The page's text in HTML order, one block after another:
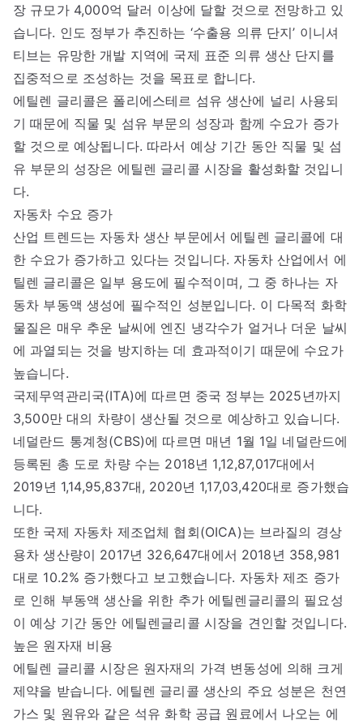
장 규모가 4,000억 달러 이상에 달할 것으로 전망하고 있
습니다. 인도 정부가 추진하는 ‘수출용 의류 단지’ 이니셔
티브는 유망한 개발 지역에 국제 표준 의류 생산 단지를
집중적으로 조성하는 것을 목표로 합니다.
에틸렌 글리콜은 폴리에스테르 섬유 생산에 널리 사용되
기 때문에 직물 및 섬유 부문의 성장과 함께 수요가 증가
할 것으로 예상됩니다. 따라서 예상 기간 동안 직물 및 섬
유 부문의 성장은 에틸렌 글리콜 시장을 활성화할 것입니
다.
자동차 수요 증가
산업 트렌드는 자동차 생산 부문에서 에틸렌 글리콜에 대
한 수요가 증가하고 있다는 것입니다. 자동차 산업에서 에
틸렌 글리콜은 일부 용도에 필수적이며, 그 중 하나는 자
동차 부동액 생성에 필수적인 성분입니다. 이 다목적 화학
물질은 매우 추운 날씨에 엔진 냉각수가 얼거나 더운 날씨
에 과열되는 것을 방지하는 데 효과적이기 때문에 수요가
높습니다.
국제무역관리국(ITA)에 따르면 중국 정부는 2025년까지
3,500만 대의 차량이 생산될 것으로 예상하고 있습니다.
네덜란드 통계청(CBS)에 따르면 매년 1월 1일 네덜란드에
등록된 총 도로 차량 수는 2018년 1,12,87,017대에서
2019년 1,14,95,837대, 2020년 1,17,03,420대로 증가했습
니다.
또한 국제 자동차 제조업체 협회(OICA)는 브라질의 경상
용차 생산량이 2017년 326,647대에서 2018년 358,981
대로 10.2% 증가했다고 보고했습니다. 자동차 제조 증가
로 인해 부동액 생산을 위한 추가 에틸렌글리콜의 필요성
이 예상 기간 동안 에틸렌글리콜 시장을 견인할 것입니다.
높은 원자재 비용
에틸렌 글리콜 시장은 원자재의 가격 변동성에 의해 크게
제약을 받습니다. 에틸렌 글리콜 생산의 주요 성분은 천연
가스 및 원유와 같은 석유 화학 공급 원료에서 나오는 에